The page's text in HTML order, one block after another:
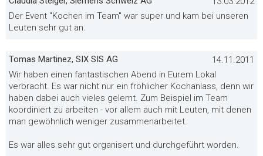
Der Event "Kochen im Team" war super und kam bei unseren
Leuten sehr gut an.
Tomas Martinez, SIX SIS AG
14.11.2011
Wir haben einen fantastischen Abend in Eurem Lokal
verbracht. Es war nicht nur ein fröhlicher Kochanlass, denn wir
haben dabei auch vieles gelernt. Zum Beispiel im Team
koordiniert zu arbeiten - vor allem auch mit Leuten, mit denen
man gewöhnlich weniger zusammenarbeitet.
Es war alles sehr gut organisert und durchgeführt worden.